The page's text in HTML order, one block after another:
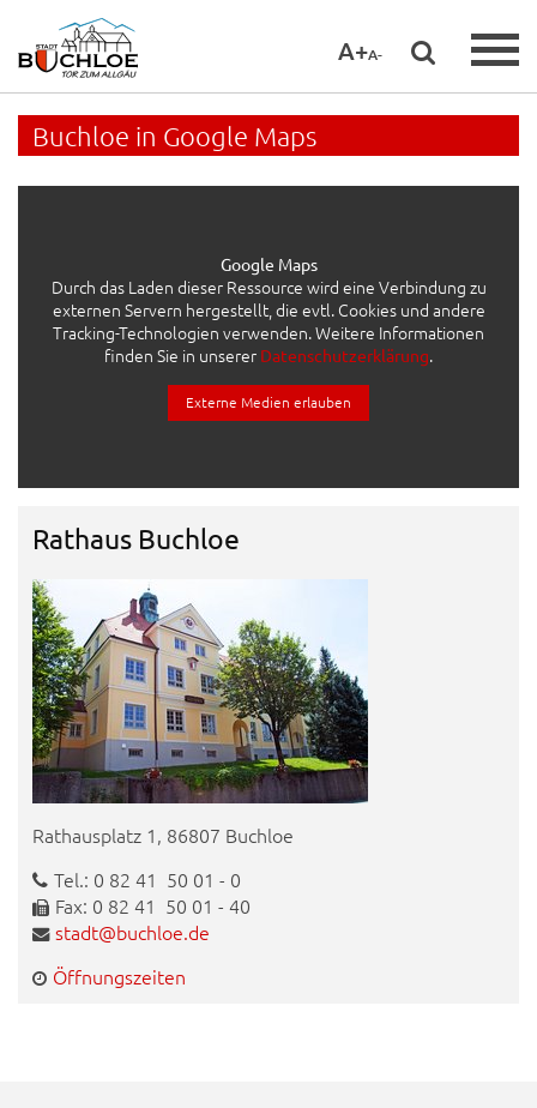
A+A-
Buchloe in Google Maps
Google Maps
Durch das Laden dieser Ressource wird eine Verbindung zu
externen Servern hergestellt, die evtl. Cookies und andere
Tracking-Technologien verwenden. Weitere Informationen
finden Sie in unserer Datenschutzerklärung.
Externe Medien erlauben
Rathaus Buchloe
Rathausplatz 1, 86807 Buchloe
Tel.: 0 82 41 50 01 - 0
Fax: 0 82 41 50 01 - 40
stadt@buchloe.de
Öffnungszeiten